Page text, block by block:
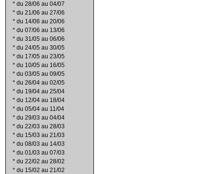
* du 28/06 au 04/07
* du 21/06 au 27/06
* du 14/06 au 20/06
* du 07/06 au 13/06
* du 31/05 au 06/06
* du 24/05 au 30/05
* du 17/05 au 23/05
* du 10/05 au 16/05
* du 03/05 au 09/05
* du 26/04 au 02/05
* du 19/04 au 25/04
* du 12/04 au 18/04
* du 05/04 au 11/04
* du 29/03 au 04/04
* du 22/03 au 28/03
* du 15/03 au 21/03
* du 08/03 au 14/03
* du 01/03 au 07/03
* du 22/02 au 28/02
* du 15/02 au 21/02